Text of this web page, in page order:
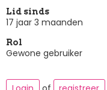
Lid sinds
17 jaar 3 maanden
Rol
Gewone gebruiker